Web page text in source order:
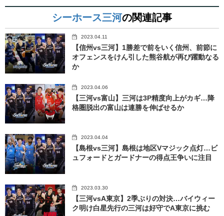
シーホース三河の関連記事
2023.04.11
【信州vs三河】1勝差で前をいく信州、前節に
オフェンスをけん引した熊谷航が再び躍動なる
か
2023.04.06
【三河vs富山】三河は3P精度向上がカギ…降
格圏脱出の富山は連勝を伸ばせるか
2023.04.04
【島根vs三河】島根は地区Vマジック点灯…ビ
ュフォードとガードナーの得点王争いに注目
2023.03.30
【三河vsA東京】2季ぶりの対決…バイウィー
ク明け白星先行の三河は好守でA東京に挑む